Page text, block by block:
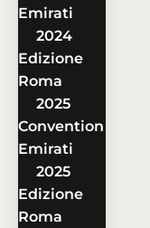
Emirati
2024
Edizione
Roma
2025
Convention
Emirati
2025
Edizione
Roma